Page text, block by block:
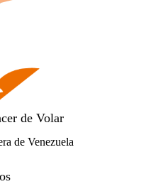
de Volar
de Venezuela